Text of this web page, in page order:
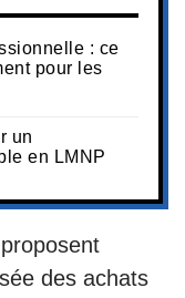
: ce
pour les
un
en LMNP
des achats